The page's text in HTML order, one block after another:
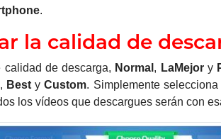
.
la calidad de
de descarga, Normal , LaMejory
, Best yCustom. Simplemente
los vídeos que descargues serán con